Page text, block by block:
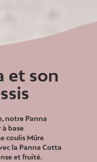
et son
notre Panna
base
coulis Mûre
la Panna Cotta
et fruité.